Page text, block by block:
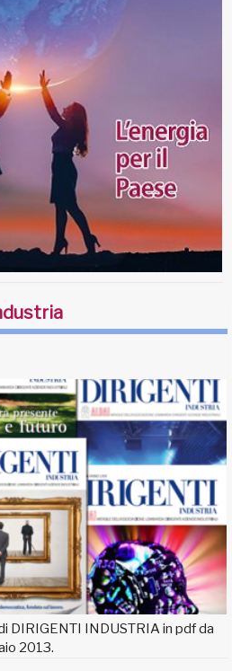
DIRIGENTI INDUSTRIA in pdf da
2013.